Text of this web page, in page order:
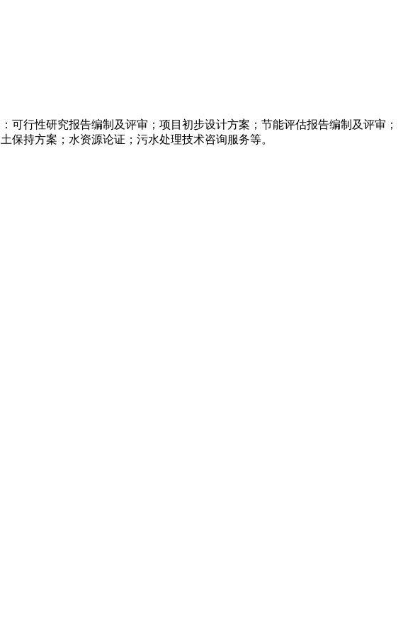
行性研究报告编制及评审；项目初步设计方案；节能评估报告编制及评审；
持方案；水资源论证；污水处理技术咨询服务等。